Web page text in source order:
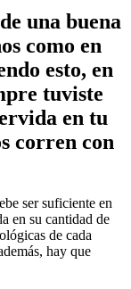
una buena
como en
esto, en
tuviste
en tu
corren con
ser suficiente en
en su cantidad de
de cada
hay que